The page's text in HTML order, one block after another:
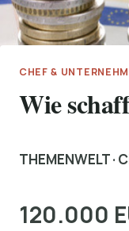
CHEF &
Wie
THEMENWELT ·
120.000